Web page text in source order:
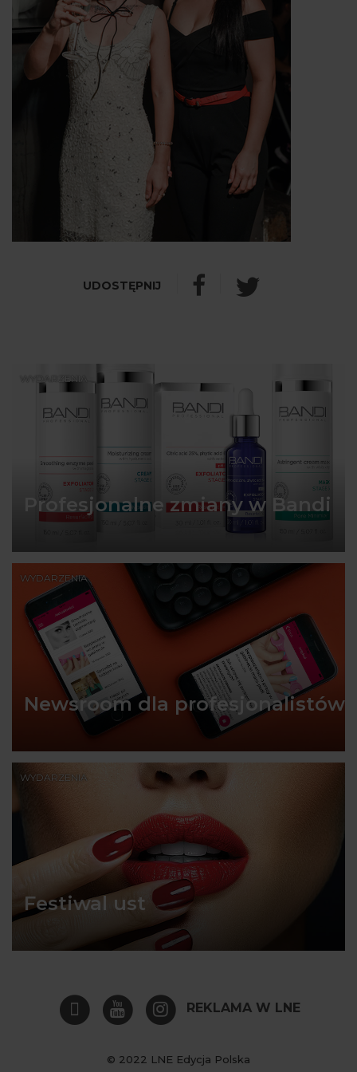
WYDARZENIA
Profesjonalne zmiany w Bandi
WYDARZENIA
Newsroom dla profesjonalistów
WYDARZENIA
Festiwal ust
REKLAMA W LNE
© 2022 LNE Edycja Polska